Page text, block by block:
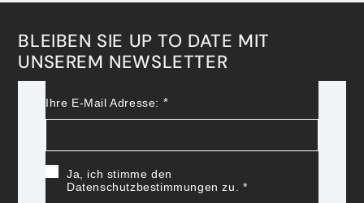
BLEIBEN SIE UP TO DATE MIT
UNSEREM NEWSLETTER
Ihre E-Mail Adresse:
Ja, ich stimme den
Datenschutzbestimmungen zu.